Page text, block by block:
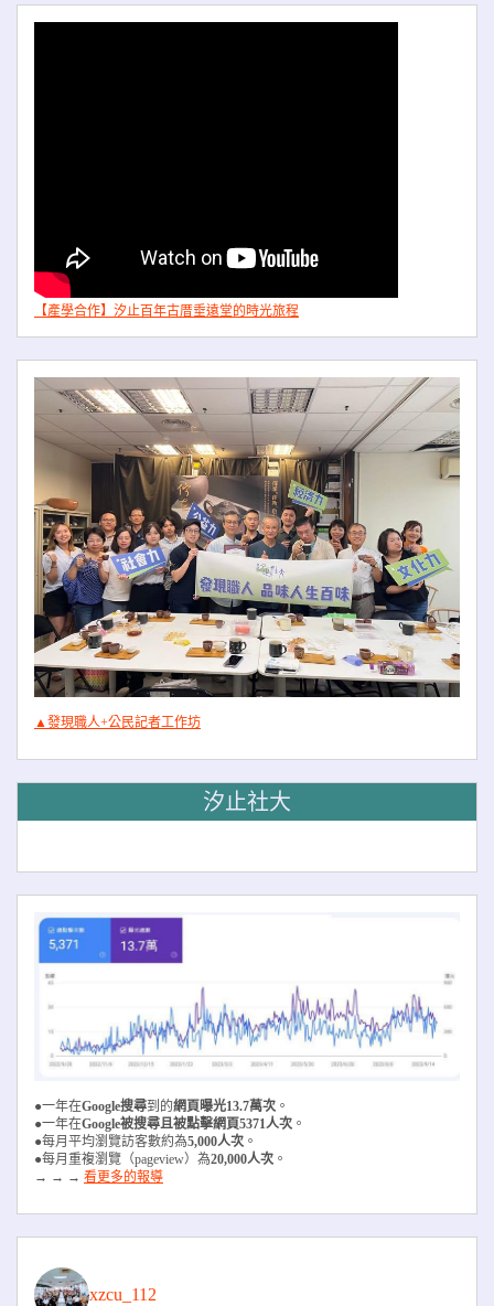
【產學合作】汐止百年古厝垂遠堂的時光旅程
▲發現職人+公民記者工作坊
汐止社大
●一年在Google搜尋到的網頁曝光13.7萬次 。
●一年在Google被搜尋且被點擊網頁5371人次 。
●每月平均瀏覽訪客數約為5,000人次 。
●每月重複瀏覽（pageview）為20,000人次 。
→ → → 看更多的報導
xzcu_112